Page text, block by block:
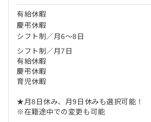
有給休暇
慶弔休暇
シフト制／月6～8日
シフト制／月7日
有給休暇
慶弔休暇
育児休暇
★月8日休み、月9日休みも選択可能！
※在籍途中での変更も可能